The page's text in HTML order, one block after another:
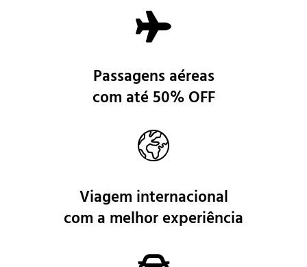
Passagens aéreas
com até 50% OFF
Viagem internacional
com a melhor experiência